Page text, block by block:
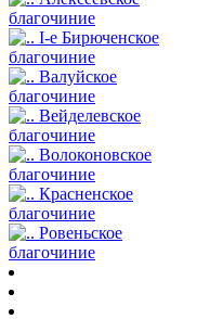
благочиние
I-е Бирюченское
благочиние
Валуйское
благочиние
Вейделевское
благочиние
Волоконовское
благочиние
Красненское
благочиние
Ровеньское
благочиние